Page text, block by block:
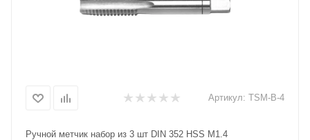
Артикул: TSM-B-4
Ручной метчик набор из 3 шт DIN 352 HSS M1.4